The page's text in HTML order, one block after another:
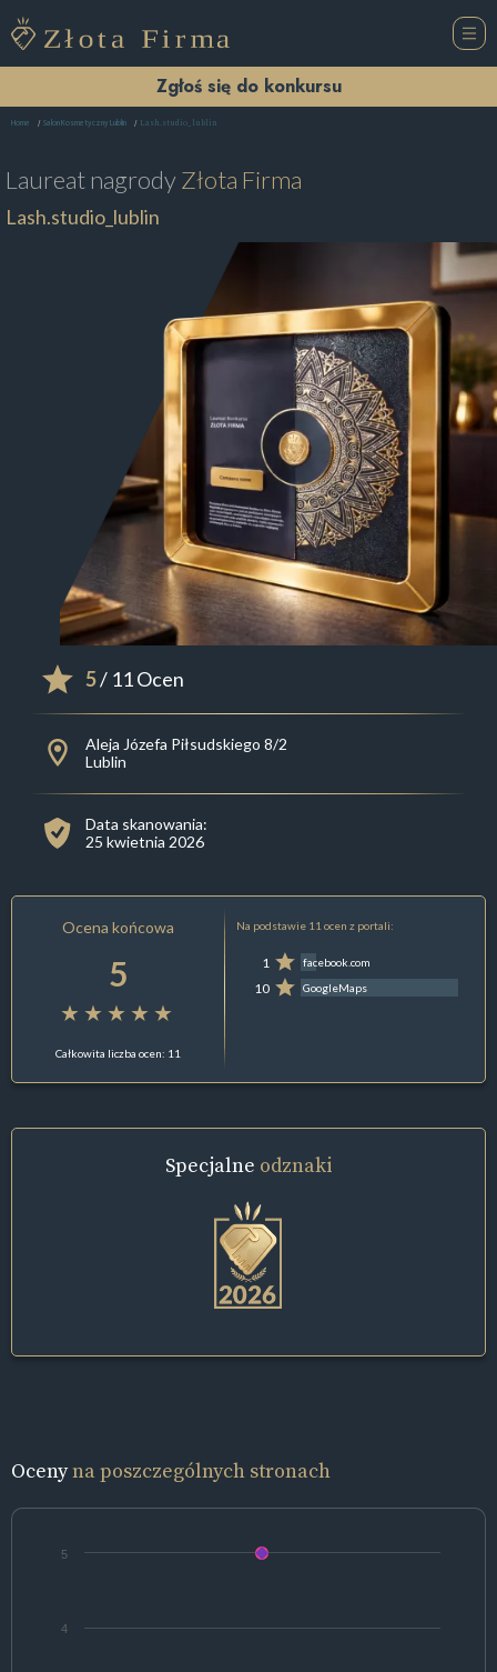
Zgłoś się do konkursu
Home Salon Kosmetyczny Lublin Lash.studio_lublin
Laureat nagrodyZłota Firma
Lash.studio_lublin
5/ 11 Ocen
Aleja Józefa Piłsudskiego 8/2
Lublin
Data skanowania:
25 kwietnia 2026
Ocena końcowa
5
Całkowita liczba ocen: 11
Na podstawie 11 ocen z portali:
1 facebook.com
10 GoogleMaps
Specjalne odznaki
Ocenyna poszczególnych stronach
4
5